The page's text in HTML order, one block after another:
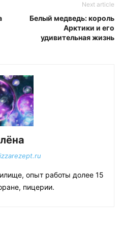
Next article
Белый медведь: король
Арктики и его
удивительная жизнь
опыт работы долее 15
пицерии.